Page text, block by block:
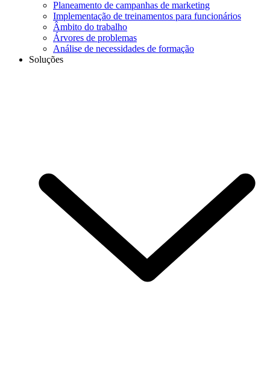
Planeamento de campanhas de marketing
Implementação de treinamentos para funcionários
Âmbito do trabalho
Árvores de problemas
Análise de necessidades de formação
Soluções